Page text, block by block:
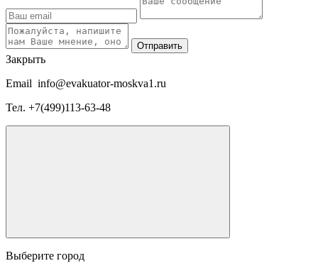
Отправить
Закрыть
Email info@evakuator-moskva1.ru
Тел. +7(499)113-63-48
Выберите город